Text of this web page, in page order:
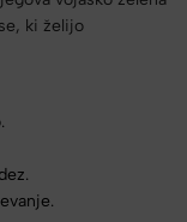
ki želijo